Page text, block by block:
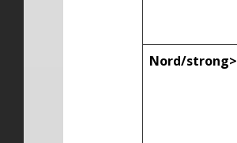
Nord/strong>